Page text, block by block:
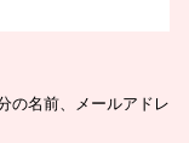
の名前、メールアドレ